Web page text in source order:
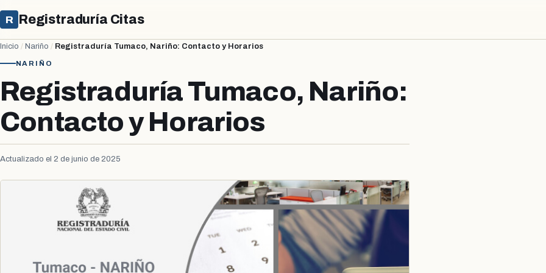
R Registraduría Citas
Inicio / Nariño / Registraduría Tumaco, Nariño: Contacto y Horarios
NARIÑO
Registraduría Tumaco, Nariño:
Contacto y Horarios
Actualizado el 2 de junio de 2025